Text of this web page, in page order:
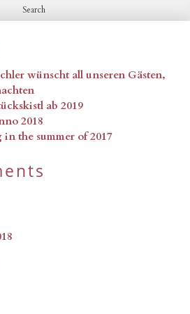
wünscht all unseren Gästen,
ab 2019
2018
the summer of 2017